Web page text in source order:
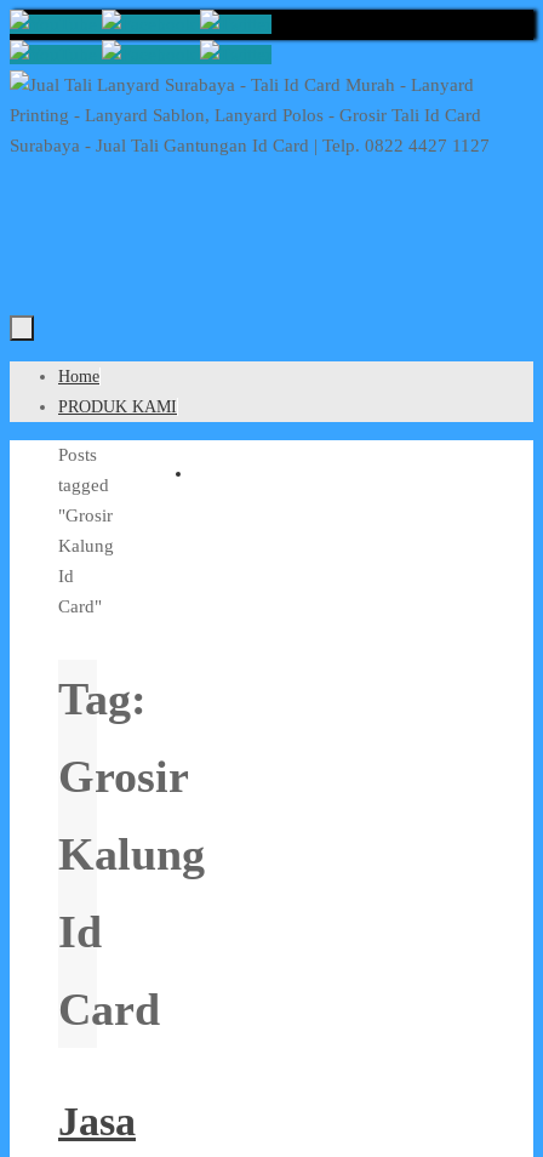
Skip
to
content
Skip
Home
PRODUK KAMI
Home
Posts
tagged
"Grosir
Kalung
Id
Card"
Tag:
Grosir
Kalung
Id
Card
Jasa